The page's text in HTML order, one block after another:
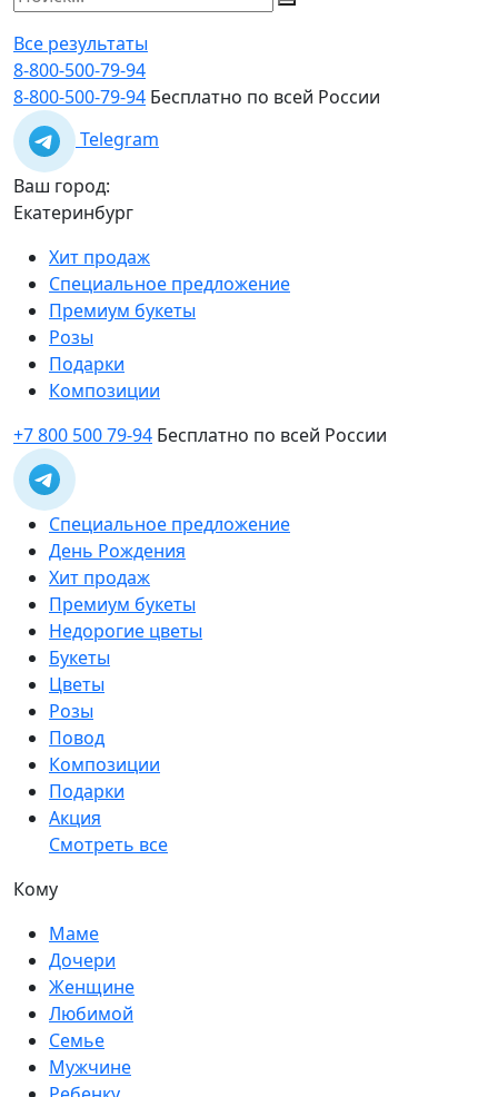
Все результаты
8-800-500-79-94
8-800-500-79-94 Бесплатно по всей России
Telegram
Ваш город:
Екатеринбург
Хит продаж
Специальное предложение
Премиум букеты
Розы
Подарки
Композиции
+7 800 500 79-94 Бесплатно по всей России
Специальное предложение
День Рождения
Хит продаж
Премиум букеты
Недорогие цветы
Букеты
Цветы
Розы
Повод
Композиции
Подарки
Акция
Смотреть все
Кому
Маме
Дочери
Женщине
Любимой
Семье
Мужчине